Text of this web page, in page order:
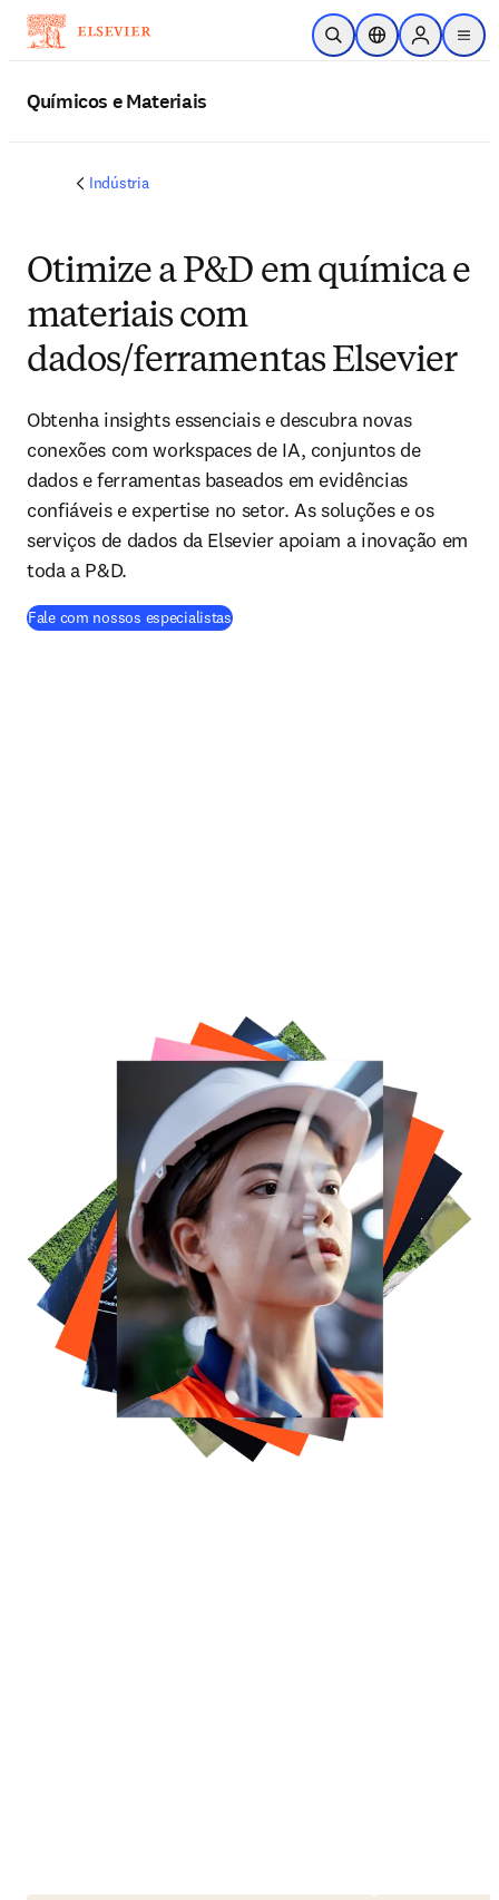
Ir para o conteúdo principal
Pesquisa aberta
Seletor deSign in to
menu
Químicos e Materiais
Indústria
Otimize a P&D em química e
materiais com
dados/ferramentas Elsevier
Obtenha insights essenciais e descubra novas
conexões com workspaces de IA, conjuntos de
dados e ferramentas baseados em evidências
confiáveis e expertise no setor. As soluções e os
serviços de dados da Elsevier apoiam a inovação em
toda a P&D.
Fale com nossos especialistas